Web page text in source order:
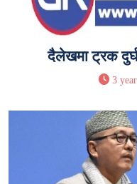
दैलेखमा ट्रक
3